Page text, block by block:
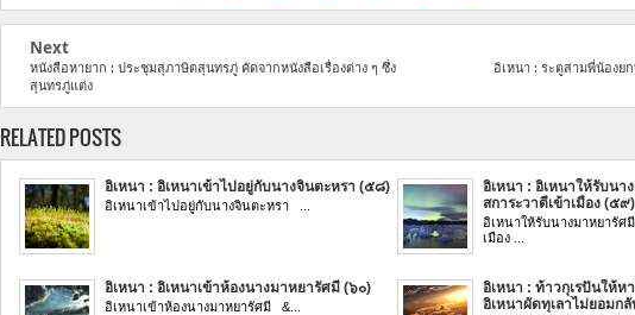
Next
หนังสือหายาก : ประชุมสุภาษิตสุนทรภู่ คัดจากหนังสือเรื่องต่าง ๆ ซึ่ง
สุนทรภู่แต่ง
อิเหนา : ระตูสามพี่น้องย
RELATED POSTS
อิเหนา : อิเหนาเข้าไปอยู่กับนางจินตะหรา (๕๘)
อิเหนาเข้าไปอยู่กับนางจินตะหรา ...
อิเหนา : อิเหนาให้รับนา
สการะวาตีเข้าเมือง (๕๙)
อิเหนาให้รับนางมาหยารัศ
เมือง ...
อิเหนา : อิเหนาเข้าห้องนางมาหยารัศมี (๖๐)
อิเหนาเข้าห้องนางมาหยารัศมี &...
อิเหนา : ท้าวกุเรปันให้ห
อิเหนาผัดทุเลาไม่ยอมก